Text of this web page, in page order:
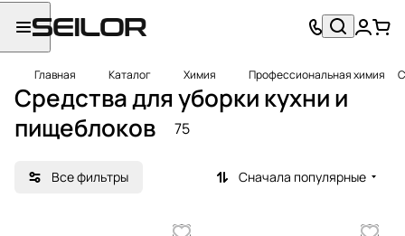
Главная Каталог Химия Профессиональная химия
Средства для уборки кухни и
пищеблоков
75
Все фильтры Сначала популярные